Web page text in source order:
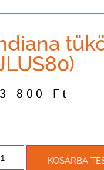
800 Ft
KOSÁRBA